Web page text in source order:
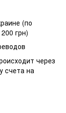
(по
грн)
через
счета на